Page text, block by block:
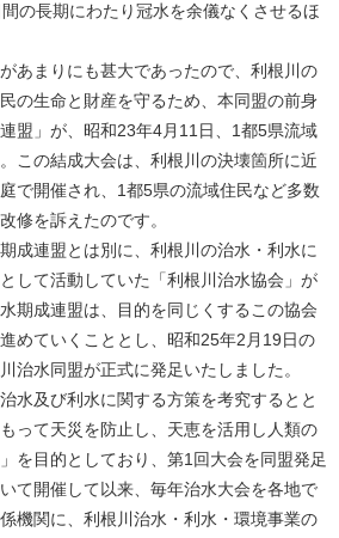
の長期にわたり冠水を余儀なくさせるほ
あまりにも甚大であったので、利根川の
の生命と財産を守るため、本同盟の前身
盟」が、昭和23年4月11日、1都5県流域
この結成大会は、利根川の決壊箇所に近
で開催され、1都5県の流域住民など多数
修を訴えたのです。
成連盟とは別に、利根川の治水・利水に
して活動していた「利根川治水協会」が
期成連盟は、目的を同じくするこの協会
めていくこととし、昭和25年2月19日の
治水同盟が正式に発足いたしました。
水及び利水に関する方策を考究するとと
って天災を防止し、天恵を活用し人類の
を目的としており、第1回大会を同盟発足
て開催して以来、毎年治水大会を各地で
機関に、利根川治水・利水・環境事業の